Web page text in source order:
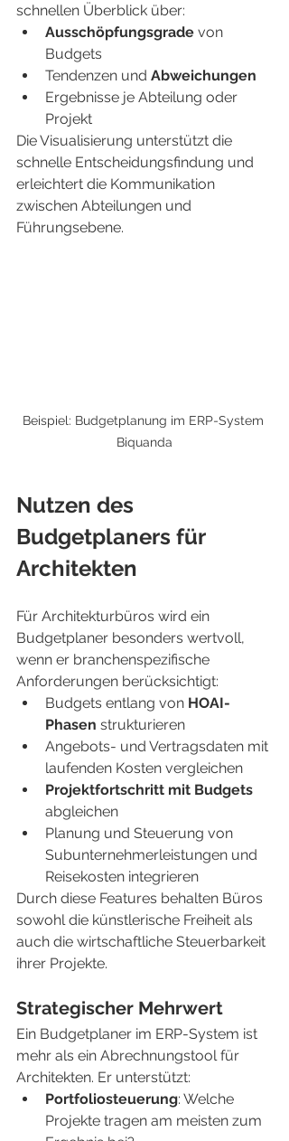
schnellen Überblick über:
Ausschöpfungsgrade von
Budgets
Tendenzen und Abweichungen
Ergebnisse je Abteilung oder
Projekt
Die Visualisierung unterstützt die
schnelle Entscheidungsfindung und
erleichtert die Kommunikation
zwischen Abteilungen und
Führungsebene.
Beispiel: Budgetplanung im ERP-System
Biquanda
Nutzen des
Budgetplaners für
Architekten
Für Architekturbüros wird ein
Budgetplaner besonders wertvoll,
wenn er branchenspezifische
Anforderungen berücksichtigt:
Budgets entlang von HOAI-
Phasen strukturieren
Angebots- und Vertragsdaten mit
laufenden Kosten vergleichen
Projektfortschritt mit Budgets
abgleichen
Planung und Steuerung von
Subunternehmerleistungen und
Reisekosten integrieren
Durch diese Features behalten Büros
sowohl die künstlerische Freiheit als
auch die wirtschaftliche Steuerbarkeit
ihrer Projekte.
Strategischer Mehrwert
Ein Budgetplaner im ERP-System ist
mehr als ein Abrechnungstool für
Architekten. Er unterstützt:
Portfoliosteuerung: Welche
Projekte tragen am meisten zum